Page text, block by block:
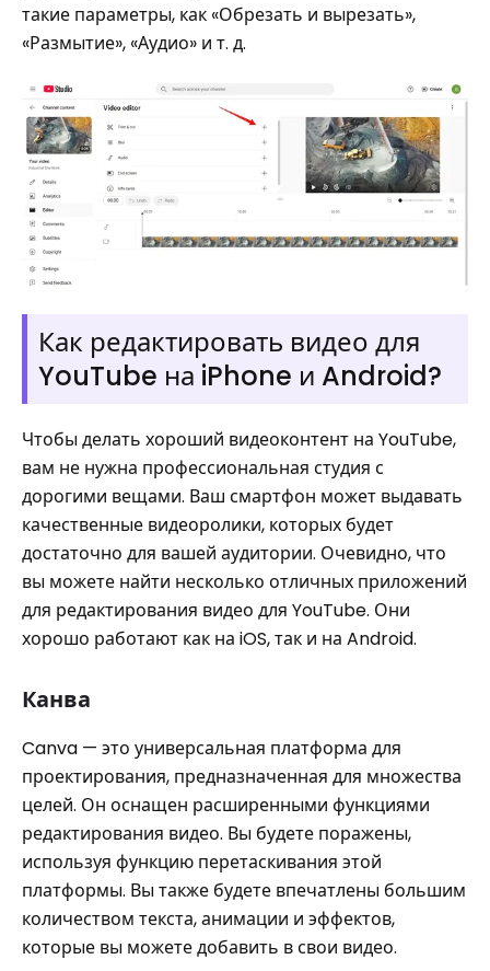
такие параметры, как «Обрезать и вырезать»,
«Размытие», «Аудио» и т. д.
Как редактировать видео для
YouTube на iPhone и Android?
Чтобы делать хороший видеоконтент на YouTube,
вам не нужна профессиональная студия с
дорогими вещами. Ваш смартфон может выдавать
качественные видеоролики, которых будет
достаточно для вашей аудитории. Очевидно, что
вы можете найти несколько отличных приложений
для редактирования видео для YouTube. Они
хорошо работают как на iOS, так и на Android.
Канва
Canva — это универсальная платформа для
проектирования, предназначенная для множества
целей. Он оснащен расширенными функциями
редактирования видео. Вы будете поражены,
используя функцию перетаскивания этой
платформы. Вы также будете впечатлены большим
количеством текста, анимации и эффектов,
которые вы можете добавить в свои видео.